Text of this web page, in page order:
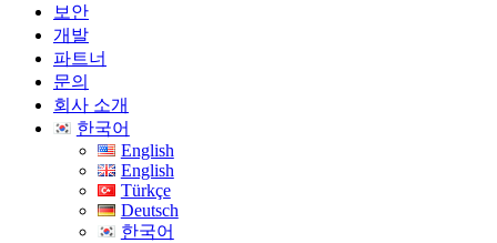
보안
개발
파트너
문의
회사 소개
한국어
English
English
Türkçe
Deutsch
한국어